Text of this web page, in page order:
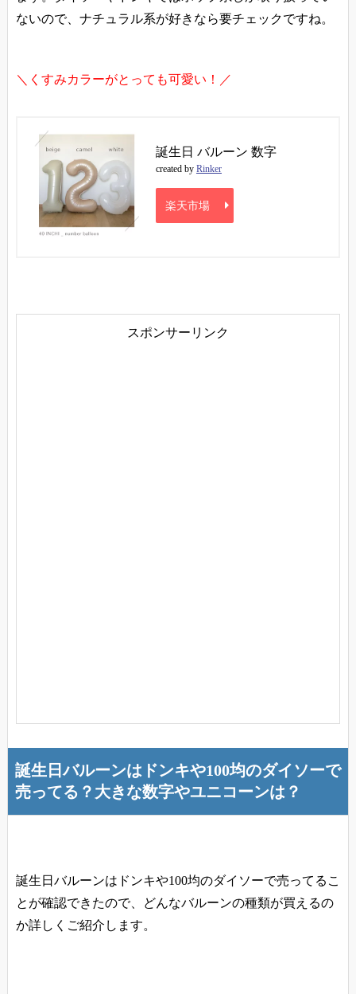
ないので、ナチュラル系が好きなら要チェックですね。
＼くすみカラーがとっても可愛い！／
誕生日 バルーン 数字
created by Rinker
楽天市場
スポンサーリンク
誕生日バルーンはドンキや100均のダイソーで
売ってる？大きな数字やユニコーンは？
誕生日バルーンはドンキや100均のダイソーで売ってるこ
とが確認できたので、どんなバルーンの種類が買えるの
か詳しくご紹介します。